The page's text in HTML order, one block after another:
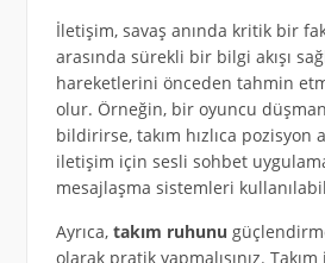
İletişim, savaş anında kritik bir
arasında sürekli bir bilgi akışı
hareketlerini önceden tahmin
olur. Örneğin, bir oyuncu
bildirirse, takım hızlıca pozisyon
iletişim için sesli sohbet
mesajlaşma sistemleri
Ayrıca, takım ruhunu
olarak pratik yapmalısınız.